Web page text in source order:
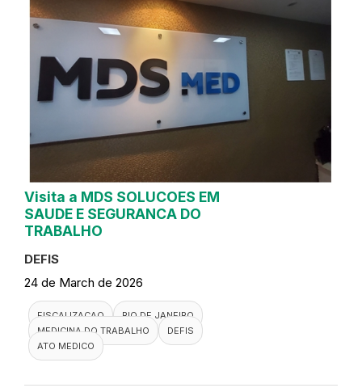
Visita a MDS SOLUCOES EM
SAUDE E SEGURANCA DO
TRABALHO
DEFIS
24 de March de 2026
FISCALIZACAO
RIO DE JANEIRO
MEDICINA DO TRABALHO
DEFIS
ATO MEDICO